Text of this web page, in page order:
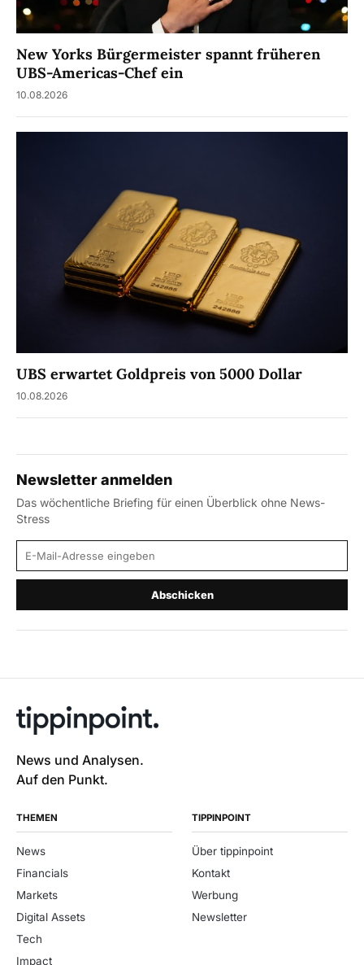
New Yorks Bürgermeister spannt früheren
UBS-Americas-Chef ein
10.08.2026
UBS erwartet Goldpreis von 5000 Dollar
10.08.2026
Newsletter anmelden
Das wöchentliche Briefing für einen Überblick ohne News-
Stress
E-Mail-Adresse
Abschicken
News und Analysen.
Auf den Punkt.
THEMEN
News
Financials
Markets
Digital Assets
Tech
Impact
TIPPINPOINT
Über tippinpoint
Kontakt
Werbung
Newsletter